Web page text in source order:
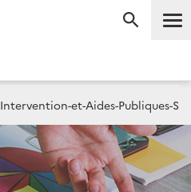
Intervention-et-Aides-Publiques-